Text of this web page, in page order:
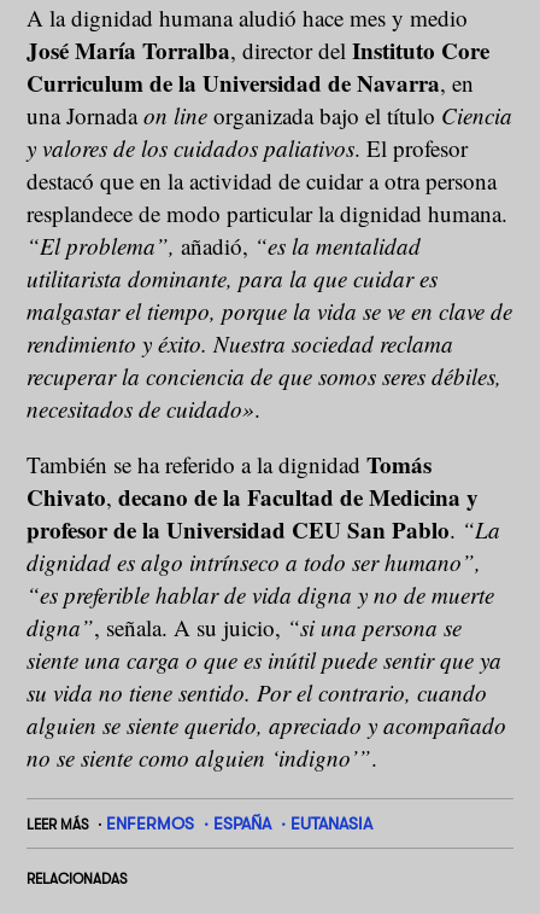
A la dignidad humana aludió hace mes y medio
José María Torralba, director delInstituto Core
Curriculum de la Universidad de Navarra, en
una Jornadaon line organizada bajo el título Ciencia
y valores de los cuidados paliativos. El profesor
destacó que en la actividad de cuidar a otra persona
resplandece de modo particular la dignidad humana.
“El problema”, añadió, “es la mentalidad
utilitarista dominante, para la que cuidar es
malgastar el tiempo, porque la vida se ve en clave de
rendimiento y éxito. Nuestra sociedad reclama
recuperar la conciencia de que somos seres débiles,
necesitados de cuidado».
También se ha referido a la dignidadTomás
Chivato,decano de la Facultad de Medicina y
profesor de la Universidad CEU San Pablo. “La
dignidad es algo intrínseco a todo ser humano”,
“es preferible hablar de vida digna y no de muerte
digna”, señala. A su juicio, “si una persona se
siente una carga o que es inútil puede sentir que ya
su vida no tiene sentido. Por el contrario, cuando
alguien se siente querido, apreciado y acompañado
no se siente como alguien ‘indigno’”.
LEER MÁS ENFERMOS ESPAÑA EUTANASIA
RELACIONADAS